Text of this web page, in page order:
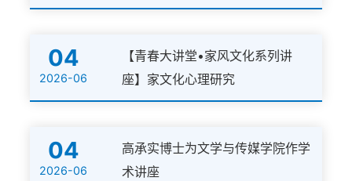
04
2026-06
【青春大讲堂•家风文化系列讲
座】家文化心理研究
04
2026-06
高承实博士为文学与传媒学院作学
术讲座